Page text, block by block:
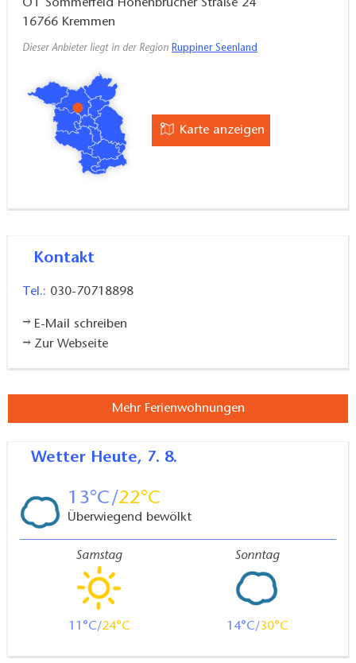
OT Sommerfeld Hohenbrucher Straße 24
16766 Kremmen
Dieser Anbieter liegt in der Region Ruppiner Seenland
Karte anzeigen
Kontakt
Tel.: 030-70718898
E-Mail schreiben
Zur Webseite
Mehr Ferienwohnungen
Wetter Heute, 7. 8.
13 22
Überwiegend bewölkt
Samstag
11 24
Sonntag
14 30